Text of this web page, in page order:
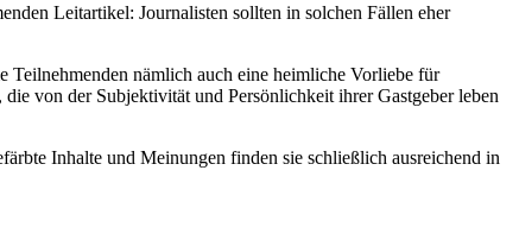
Leitartikel: Journalisten sollten in solchen Fällen eher
Teilnehmenden nämlich auch eine heimliche Vorliebe für
von der Subjektivität und Persönlichkeit ihrer Gastgeber leben
Inhalte und Meinungen finden sie schließlich ausreichend in